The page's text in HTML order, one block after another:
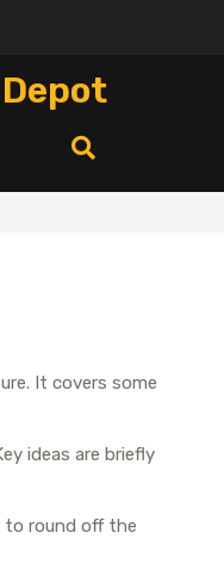
It covers some
ideas are briefly
to round off the